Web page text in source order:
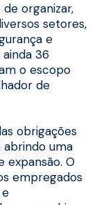
organizar,
setores,
e
36
o escopo
de
obrigações
abrindo uma
O
empregados